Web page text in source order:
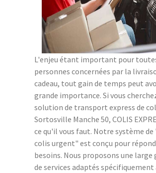
L'enjeu étant important pour
personnes concernées par la
cadeau, tout gain de temps peut
grande importance. Si vous
solution de transport express de
Sortosville Manche 50, COLIS
ce qu'il vous faut. Notre système
colis urgent" est conçu pour
besoins. Nous proposons une large
de services adaptés spécifiquement